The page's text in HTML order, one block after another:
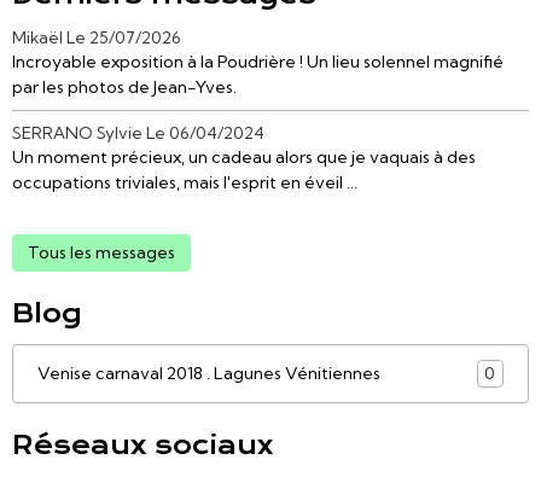
Mikaël Le 25/07/2026
Incroyable exposition à la Poudrière ! Un lieu solennel magnifié
par les photos de Jean-Yves.
SERRANO Sylvie Le 06/04/2024
Un moment précieux, un cadeau alors que je vaquais à des
occupations triviales, mais l'esprit en éveil ...
Tous les messages
Blog
Venise carnaval 2018 . Lagunes Vénitiennes 0
Réseaux sociaux